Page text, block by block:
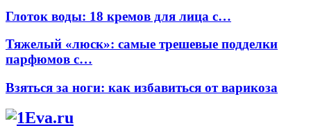
Глоток воды: 18 кремов для лица с…
Тяжелый «люск»: самые трешевые подделки
парфюмов с…
Взяться за ноги: как избавиться от варикоза